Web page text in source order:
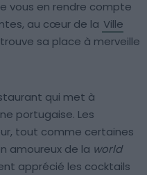
vous en rendre compte
au cœur de la Ville
sa place à merveille
qui met à
portugaise. Les
tout comme certaines
amoureux de la world
apprécié les cocktails